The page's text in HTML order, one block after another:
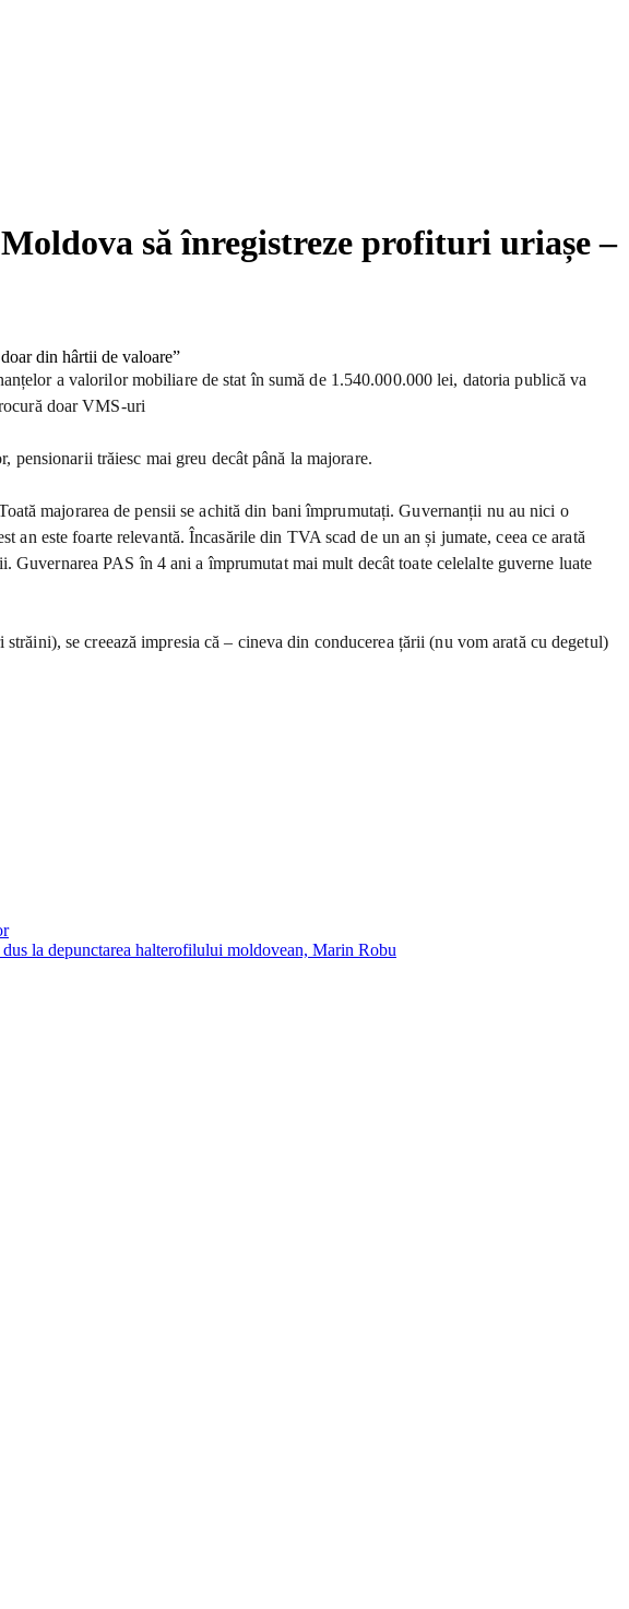
să înregistreze profituri uriașe –
a valorilor mobiliare de stat în sumă de 1.540.000.000 lei, datoria publică va
doar VMS-uri
pensionarii trăiesc mai greu decât până la majorare.
majorarea de pensii se achită din bani împrumutați. Guvernanții nu au nici o
este foarte relevantă. Încasările din TVA scad de un an și jumate, ceea ce arată
PAS în 4 ani a împrumutat mai mult decât toate celelalte guverne luate
se creează impresia că – cineva din conducerea țării (nu vom arată cu degetul)
la depunctarea halterofilului moldovean, Marin Robu